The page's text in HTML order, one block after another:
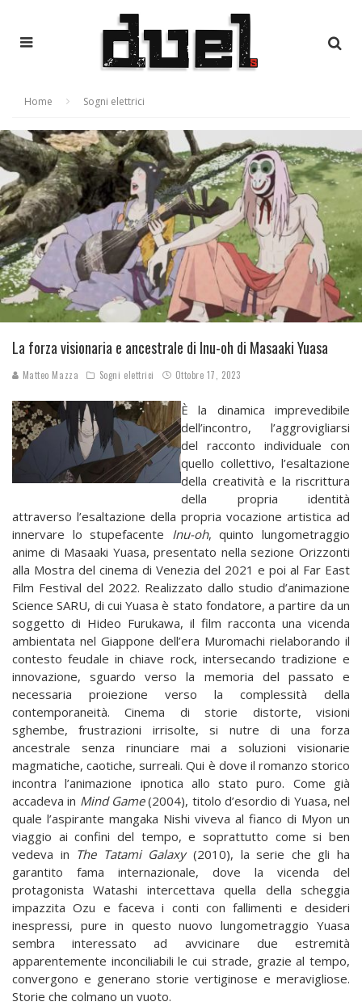
Home Sogni elettrici
La forza visionaria e ancestrale di Inu-oh di Masaaki Yuasa
Matteo Mazza Sogni elettrici Ottobre 17, 2023
È la dinamica imprevedibile
dell’incontro, l’aggrovigliarsi
del racconto individuale con
quello collettivo, l’esaltazione
della creatività e la riscrittura
della propria identità
attraverso l’esaltazione della propria vocazione artistica ad
innervare lo stupefacente Inu-oh, quinto lungometraggio
anime di Masaaki Yuasa, presentato nella sezione Orizzonti
alla Mostra del cinema di Venezia del 2021 e poi al Far East
Film Festival del 2022. Realizzato dallo studio d’animazione
Science SARU, di cui Yuasa è stato fondatore, a partire da un
soggetto di Hideo Furukawa, il film racconta una vicenda
ambientata nel Giappone dell’era Muromachi rielaborando il
contesto feudale in chiave rock, intersecando tradizione e
innovazione, sguardo verso la memoria del passato e
necessaria proiezione verso la complessità della
contemporaneità. Cinema di storie distorte, visioni
sghembe, frustrazioni irrisolte, si nutre di una forza
ancestrale senza rinunciare mai a soluzioni visionarie
magmatiche, caotiche, surreali. Qui è dove il romanzo storico
incontra l’animazione ipnotica allo stato puro. Come già
accadeva in Mind Game(2004), titolo d’esordio di Yuasa, nel
quale l’aspirante mangaka Nishi viveva al fianco di Myon un
viaggio ai confini del tempo, e soprattutto come si ben
vedeva in The Tatami Galaxy(2010), la serie che gli ha
garantito fama internazionale, dove la vicenda del
protagonista Watashi intercettava quella della scheggia
impazzita Ozu e faceva i conti con fallimenti e desideri
inespressi, pure in questo nuovo lungometraggio Yuasa
sembra interessato ad avvicinare due estremità
apparentemente inconciliabili le cui strade, grazie al tempo,
convergono e generano storie vertiginose e meravigliose.
Storie che colmano un vuoto.